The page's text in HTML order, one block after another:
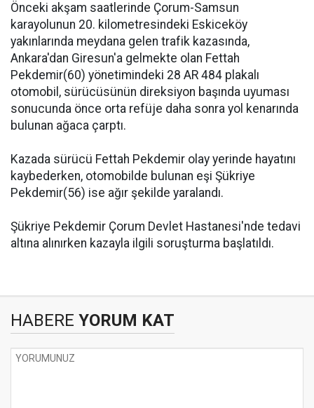
Önceki akşam saatlerinde Çorum-Samsun
karayolunun 20. kilometresindeki Eskiceköy
yakınlarında meydana gelen trafik kazasında,
Ankara'dan Giresun'a gelmekte olan Fettah
Pekdemir(60) yönetimindeki 28 AR 484 plakalı
otomobil, sürücüsünün direksiyon başında uyuması
sonucunda önce orta refüje daha sonra yol kenarında
bulunan ağaca çarptı.
Kazada sürücü Fettah Pekdemir olay yerinde hayatını
kaybederken, otomobilde bulunan eşi Şükriye
Pekdemir(56) ise ağır şekilde yaralandı.
Şükriye Pekdemir Çorum Devlet Hastanesi'nde tedavi
altına alınırken kazayla ilgili soruşturma başlatıldı.
HABERE YORUM KAT